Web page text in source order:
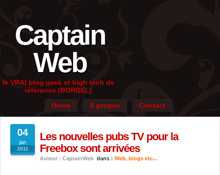
Captain
Web
le VRAI blog geek et high tech de
référence (BORDEL)
Home
À propos Contact
04
jan
2011
Les nouvelles pubs TV pour la
Freebox sont arrivées
Auteur : CaptainWeb dans : Web, blogs etc...